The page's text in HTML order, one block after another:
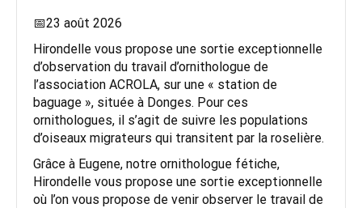
📅23 août 2026
Hirondelle vous propose une sortie exceptionnelle
d’observation du travail d’ornithologue de
l’association ACROLA, sur une « station de
baguage », située à Donges. Pour ces
ornithologues, il s’agit de suivre les populations
d’oiseaux migrateurs qui transitent par la roselière.
Grâce à Eugene, notre ornithologue fétiche,
Hirondelle vous propose une sortie exceptionnelle
où l’on vous propose de venir observer le travail de